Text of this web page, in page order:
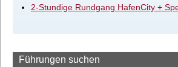
2-Stundige Rundgang HafenCity +
Führungen suchen